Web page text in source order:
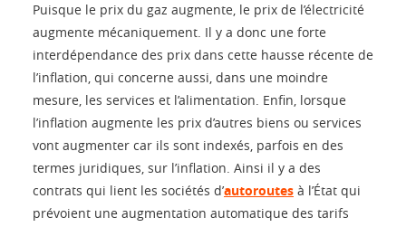
Puisque le prix du gaz augmente, le prix de l’électricité
augmente mécaniquement. Il y a donc une forte
interdépendance des prix dans cette hausse récente de
l’inflation, qui concerne aussi, dans une moindre
mesure, les services et l’alimentation. Enfin, lorsque
l’inflation augmente les prix d’autres biens ou services
vont augmenter car ils sont indexés, parfois en des
termes juridiques, sur l’inflation. Ainsi il y a des
contrats qui lient les sociétés d’autoroutes à l’État qui
prévoient une augmentation automatique des tarifs